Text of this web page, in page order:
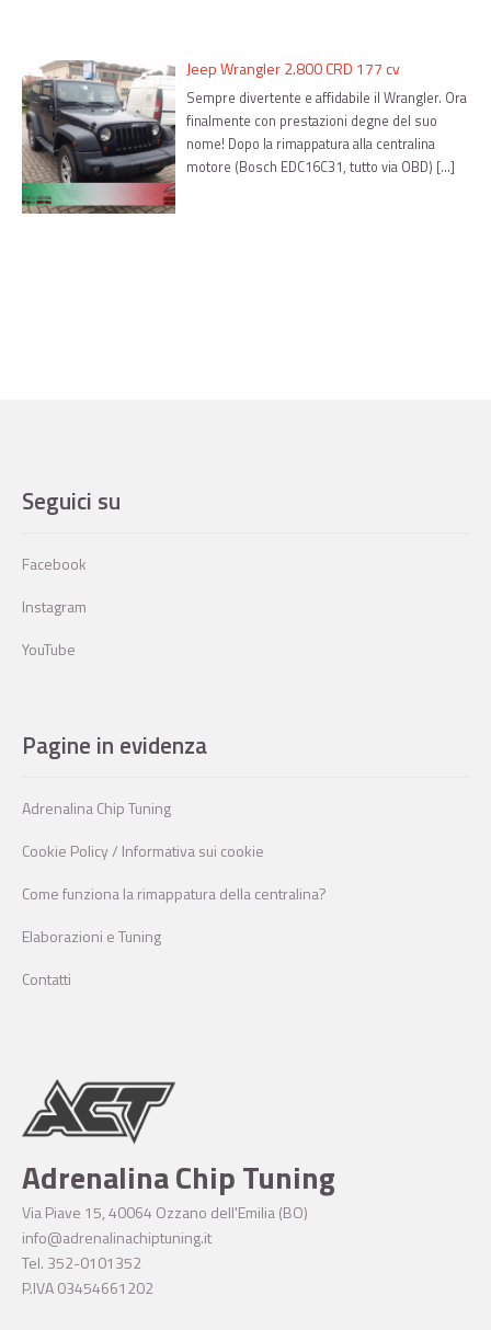
Jeep Wrangler 2.800 CRD 177 cv
Sempre divertente e affidabile il Wrangler. Ora
finalmente con prestazioni degne del suo
nome! Dopo la rimappatura alla centralina
motore (Bosch EDC16C31, tutto via OBD) […]
Adrenalina Chip Tuning
Via Piave 15, 40064 Ozzano dell'Emilia (BO)
info@adrenalinachiptuning.it
Tel. 352-0101352
P.IVA 03454661202
Pagine in evidenza
Adrenalina Chip Tuning
Cookie Policy / Informativa sui cookie
Come funziona la rimappatura della centralina?
Elaborazioni e Tuning
Contatti
Seguici su
Facebook
Instagram
YouTube